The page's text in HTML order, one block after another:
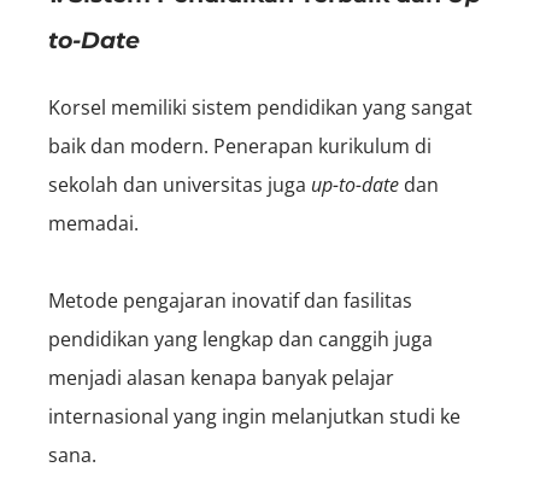
to-Date
Korsel memiliki sistem pendidikan yang sangat
baik dan modern. Penerapan kurikulum di
sekolah dan universitas juga up-to-date dan
memadai.
Metode pengajaran inovatif dan fasilitas
pendidikan yang lengkap dan canggih juga
menjadi alasan kenapa banyak pelajar
internasional yang ingin melanjutkan studi ke
sana.